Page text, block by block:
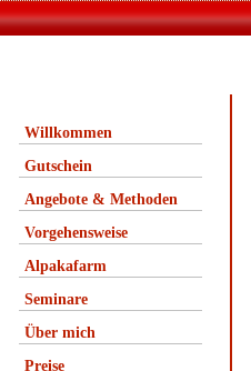
Willkommen
Gutschein
Angebote & Methoden
Vorgehensweise
Alpakafarm
Seminare
Über mich
Preise